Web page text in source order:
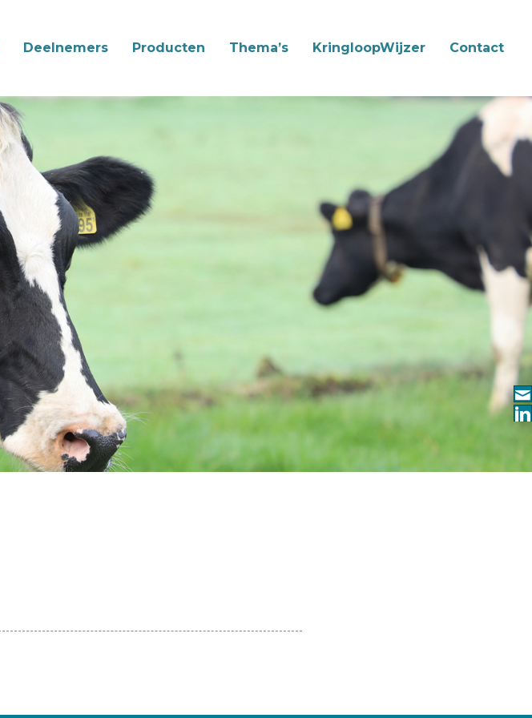
Deelnemers Producten Thema’s KringloopWijzer Contact